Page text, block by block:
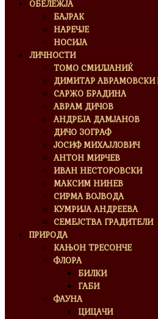
ОБЕЛЕЖЈА
БАЈРАК
НАРЕЧЈЕ
НОСИЈА
ЛИЧНОСТИ
ТОМО СМИЛЈАНИЌ
ДИМИТАР АВРАМОВСКИ
САРЖО БРАДИНА
АВРАМ ДИЧОВ
АНДРЕЈА ДАМЈАНОВ
ДИЧО ЗОГРАФ
ЈОСИФ МИХАЈЛОВИЧ
АНТОН МИРЧЕВ
ИВАН НЕСТОРОВСКИ
МАКСИМ НИНЕВ
СИРМА ВОЈВОДА
КУМРИЈА АНДРЕЕВА
СЕМЕЈСТВА ГРАДИТЕЛИ
ПРИРОДА
КАЊОН ТРЕСОНЧЕ
ФЛОРА
БИЛКИ
ГАБИ
ФАУНА
ЦИЦАЧИ